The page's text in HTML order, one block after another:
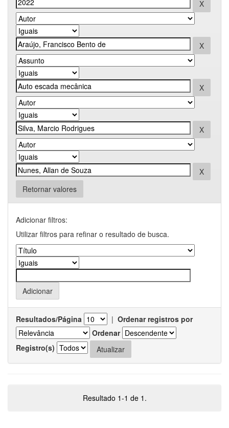
Retornar valores
Adicionar filtros:
Utilizar filtros para refinar o resultado de busca.
Resultados/Página | Ordenar registros por
Ordenar
Registro(s)
Resultado 1-1 de 1.